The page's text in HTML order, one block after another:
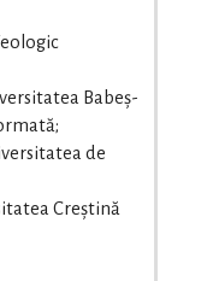
Babeş-
de
Creștină